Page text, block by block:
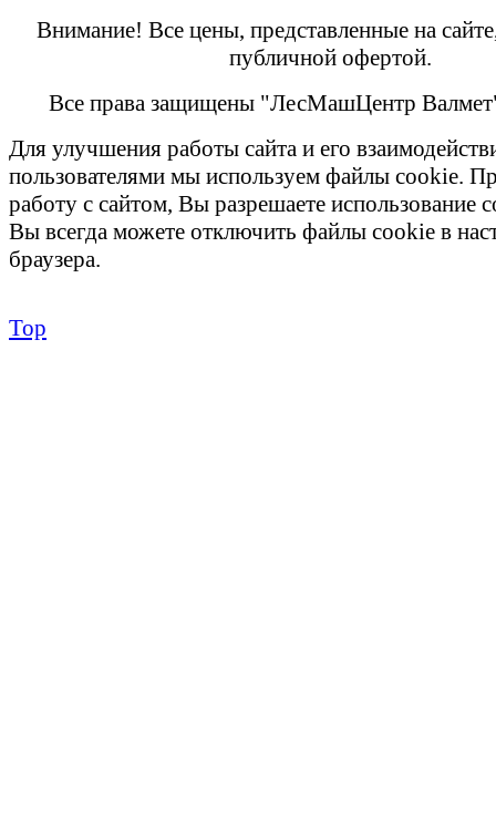
Внимание! Все цены, представленные на
публичной офертой.
Все права защищены "ЛесМашЦентр
Для улучшения работы сайта и его
пользователями мы используем файлы cookie.
работу с сайтом, Вы разрешаете использование
Вы всегда можете отключить файлы cookie в
браузера.
Top